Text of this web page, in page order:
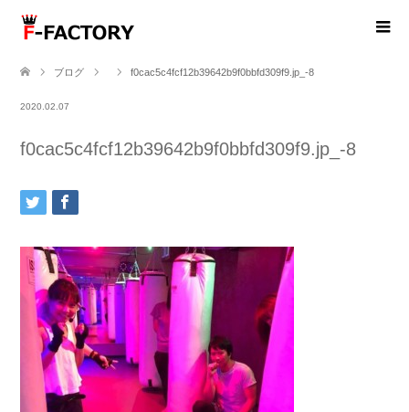
ブログ f0cac5c4fcf12b39642b9f0bbfd309f9.jp_-8
2020.02.07
f0cac5c4fcf12b39642b9f0bbfd309f9.jp_-8